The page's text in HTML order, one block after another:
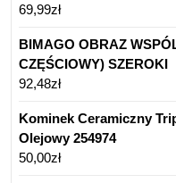
69,99zł
BIMAGO OBRAZ
CZĘŚCIOWY) SZEROKI
92,48zł
Kominek Ceramiczny
Olejowy 254974
50,00zł